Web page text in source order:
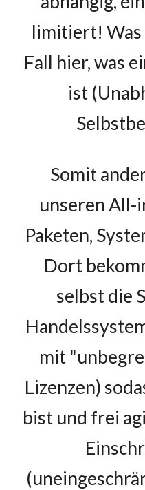
limitiert! Was
Fall hier, was
ist
Somit a
unseren All-
Paketen,
Dort
selbst die
mit
Lizenzen)
bist und frei